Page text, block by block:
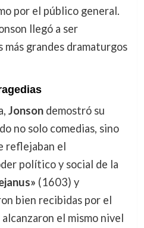
por el público general.
llegó a ser
más grandes dramaturgos
Jonsondemostró su
no solo comedias, sino
reflejaban el
político y social de la
(1603) y
bien recibidas por el
el mismo nivel